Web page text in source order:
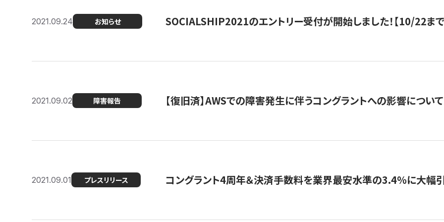
2021.09.24 お知らせ SOCIALSHIP2021のエントリー受付が開始しました！【10/22まで
2021.09.02 障害報告 【復旧済】AWSでの障害発生に伴うコングラントへの影響について
2021.09.01 プレスリリース コングラント4周年＆決済手数料を業界最安水準の3.4％に大幅